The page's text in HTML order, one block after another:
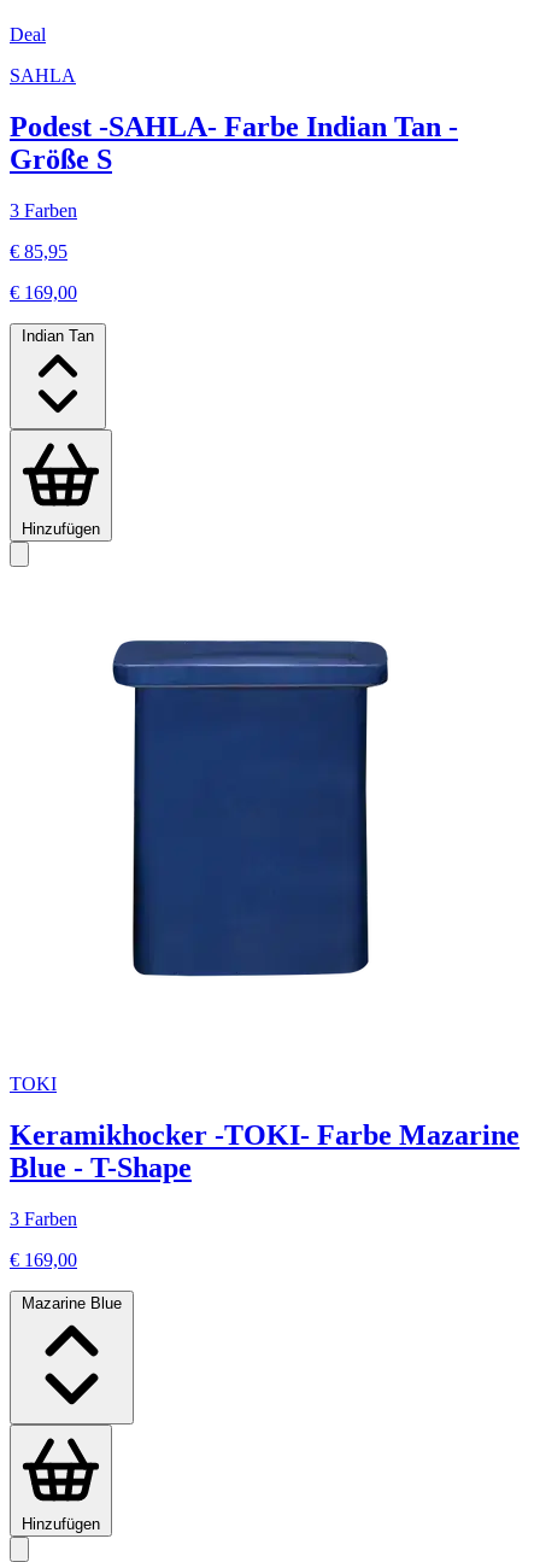
Deal
SAHLA
Podest -SAHLA- Farbe Indian Tan -
Größe S
3 Farben
€ 85,95
€ 169,00
Indian Tan
Hinzufügen
TOKI
Keramikhocker -TOKI- Farbe Mazarine
Blue - T-Shape
3 Farben
€ 169,00
Mazarine Blue
Hinzufügen